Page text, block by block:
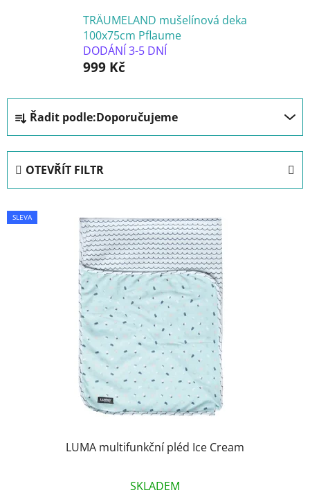
TRÄUMELAND mušelínová deka
100x75cm Pflaume
DODÁNÍ 3-5 DNÍ
999 Kč
Ř
a
z
e
n
p
Řadit podle:Doporučujeme
OTEVŘÍT FILTR
V
ý
SLEVA
LUMA multifunkční pléd Ice Cream
SKLADEM